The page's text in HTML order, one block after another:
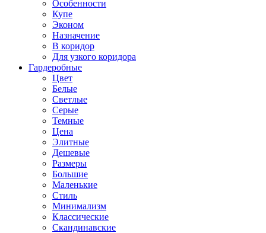
Особенности
Купе
Эконом
Назначение
В коридор
Для узкого коридора
Гардеробные
Цвет
Белые
Светлые
Серые
Темные
Цена
Элитные
Дешевые
Размеры
Большие
Маленькие
Стиль
Минимализм
Классические
Скандинавские